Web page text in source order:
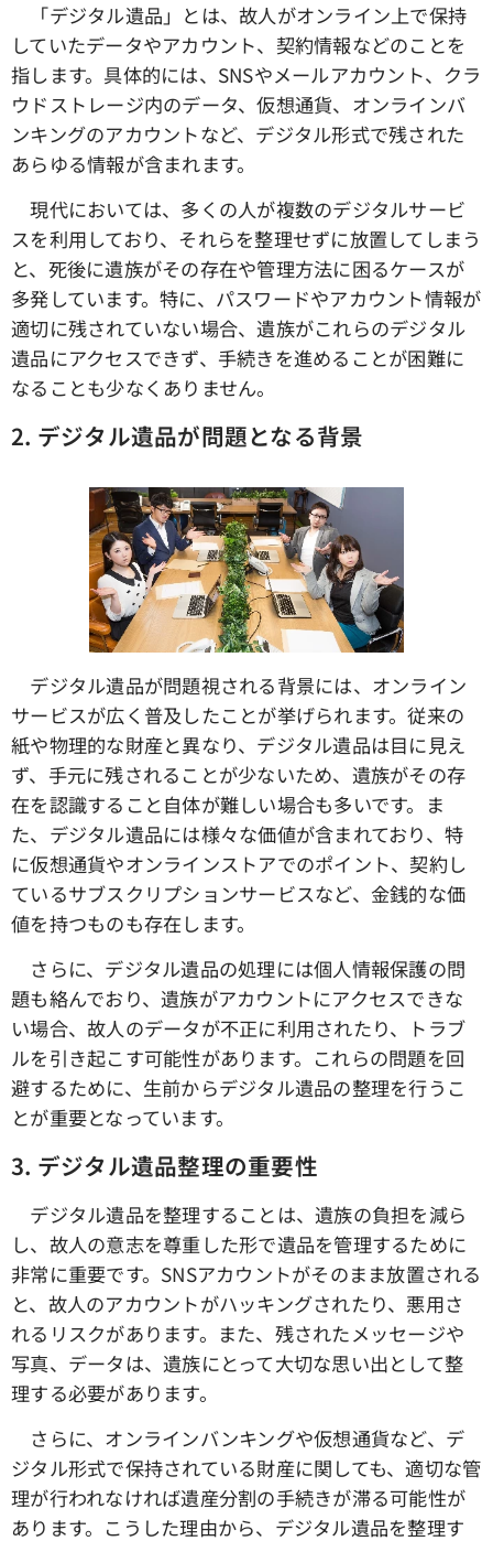
「デジタル遺品」とは、故人がオンライン上で保持
していたデータやアカウント、契約情報などのことを
指します。具体的には、SNSやメールアカウント、クラ
ウドストレージ内のデータ、仮想通貨、オンラインバ
ンキングのアカウントなど、デジタル形式で残された
あらゆる情報が含まれます。
現代においては、多くの人が複数のデジタルサービ
スを利用しており、それらを整理せずに放置してしまう
と、死後に遺族がその存在や管理方法に困るケースが
多発しています。特に、パスワードやアカウント情報が
適切に残されていない場合、遺族がこれらのデジタル
遺品にアクセスできず、手続きを進めることが困難に
なることも少なくありません。
2. デジタル遺品が問題となる背景
デジタル遺品が問題視される背景には、オンライン
サービスが広く普及したことが挙げられます。従来の
紙や物理的な財産と異なり、デジタル遺品は目に見え
ず、手元に残されることが少ないため、遺族がその存
在を認識すること自体が難しい場合も多いです。ま
た、デジタル遺品には様々な価値が含まれており、特
に仮想通貨やオンラインストアでのポイント、契約し
ているサブスクリプションサービスなど、金銭的な価
値を持つものも存在します。
さらに、デジタル遺品の処理には個人情報保護の問
題も絡んでおり、遺族がアカウントにアクセスできな
い場合、故人のデータが不正に利用されたり、トラブ
ルを引き起こす可能性があります。これらの問題を回
避するために、生前からデジタル遺品の整理を行うこ
とが重要となっています。
3. デジタル遺品整理の重要性
デジタル遺品を整理することは、遺族の負担を減ら
し、故人の意志を尊重した形で遺品を管理するために
非常に重要です。SNSアカウントがそのまま放置される
と、故人のアカウントがハッキングされたり、悪用さ
れるリスクがあります。また、残されたメッセージや
写真、データは、遺族にとって大切な思い出として整
理する必要があります。
さらに、オンラインバンキングや仮想通貨など、デ
ジタル形式で保持されている財産に関しても、適切な管
理が行われなければ遺産分割の手続きが滞る可能性が
あります。こうした理由から、デジタル遺品を整理す